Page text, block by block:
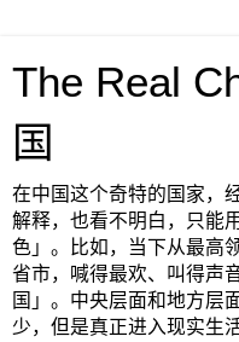
The Real
国
在中国这个奇特的国家，
解释，也看不明白，只能
色」。比如，当下从最高
省市，喊得最欢、叫得声
国」。中央层面和地方层
少，但是真正进入现实生